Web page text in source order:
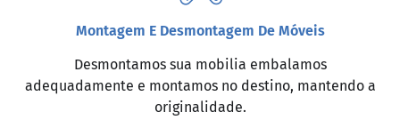
Montagem E Desmontagem De Móveis
Desmontamos sua mobilia embalamos
adequadamente e montamos no destino, mantendo a
originalidade.